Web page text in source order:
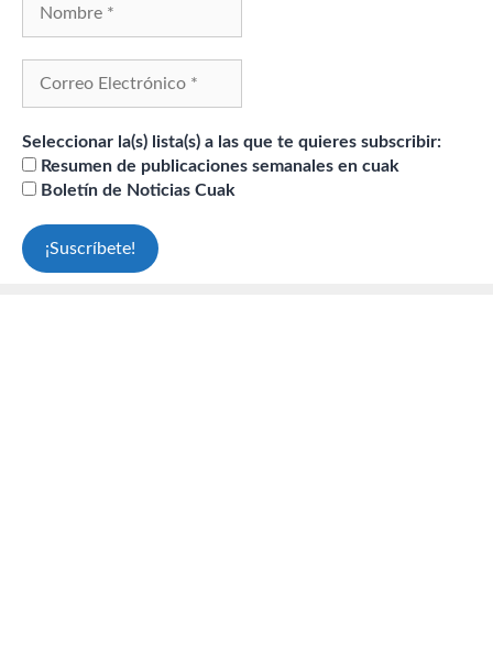
Seleccionar la(s) lista(s) a las que te quieres subscribir:
Resumen de publicaciones semanales en cuak
Boletín de Noticias Cuak